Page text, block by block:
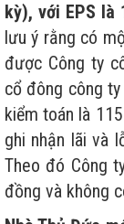
kỳ), với EPS là
lưu ý rằng có
được Công ty
cổ đông công
kiểm toán là
ghi nhận lãi và
Theo đó Công
đồng và không